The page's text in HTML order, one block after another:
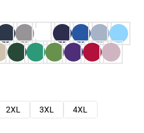
2XL 3XL
4XL